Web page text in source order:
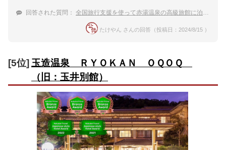
回答された質問： 全国旅行支援を使って赤湯温泉の高級旅館に泊まりたい。夫婦旅行でおすすめの温泉宿は？
たけやん さんの回答（投稿日：2024/8/15 ）
[5位] 玉造温泉 ＲＹＯＫＡＮ ＯＱＯＱ
（旧：玉井別館）